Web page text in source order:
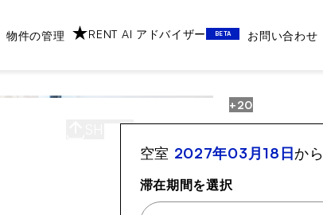
物件の管理 RENT AI アドバイザー BETA お問い合わせ
SHARE SAVE
+20
空室 2027年03月18日から
滞在期間を選択